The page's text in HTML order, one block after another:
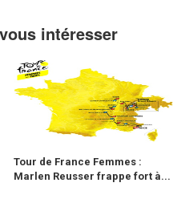
intéresser
Tour de France Femmes :
Marlen Reusser frappe fort à...